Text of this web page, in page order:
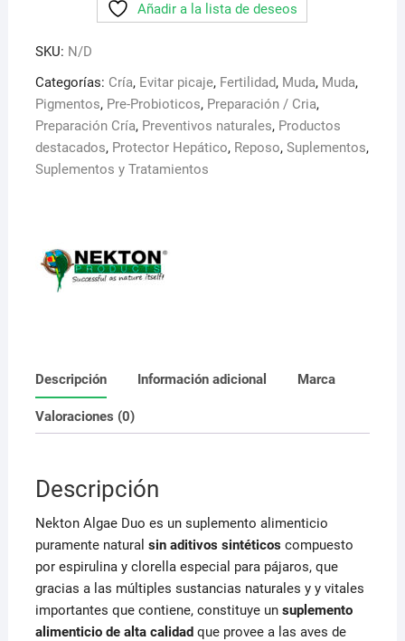
Combinacion
algas
cantidad
Añadir a la lista de deseos
SKU: N/D
Categorías: Cría, Evitar picaje, Fertilidad, Muda, Muda,
Pigmentos, Pre-Probioticos, Preparación / Cria,
Preparación Cría, Preventivos naturales, Productos
destacados, Protector Hepático, Reposo, Suplementos,
Suplementos y Tratamientos
Descripción Información adicional Marca
Valoraciones (0)
Descripción
Nekton Algae Duo es un suplemento alimenticio
puramente natural sin aditivos sintéticoscompuesto
por espirulina y clorella especial para pájaros, que
gracias a las múltiples sustancias naturales y y vitales
importantes que contiene, constituye un suplemento
alimenticio de alta calidad que provee a las aves de